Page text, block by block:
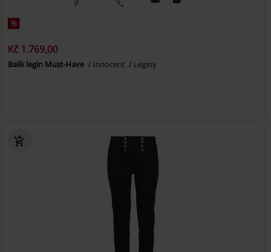
%
Kč 1.769,00
Balík legin Must-Have Innocent Legíny